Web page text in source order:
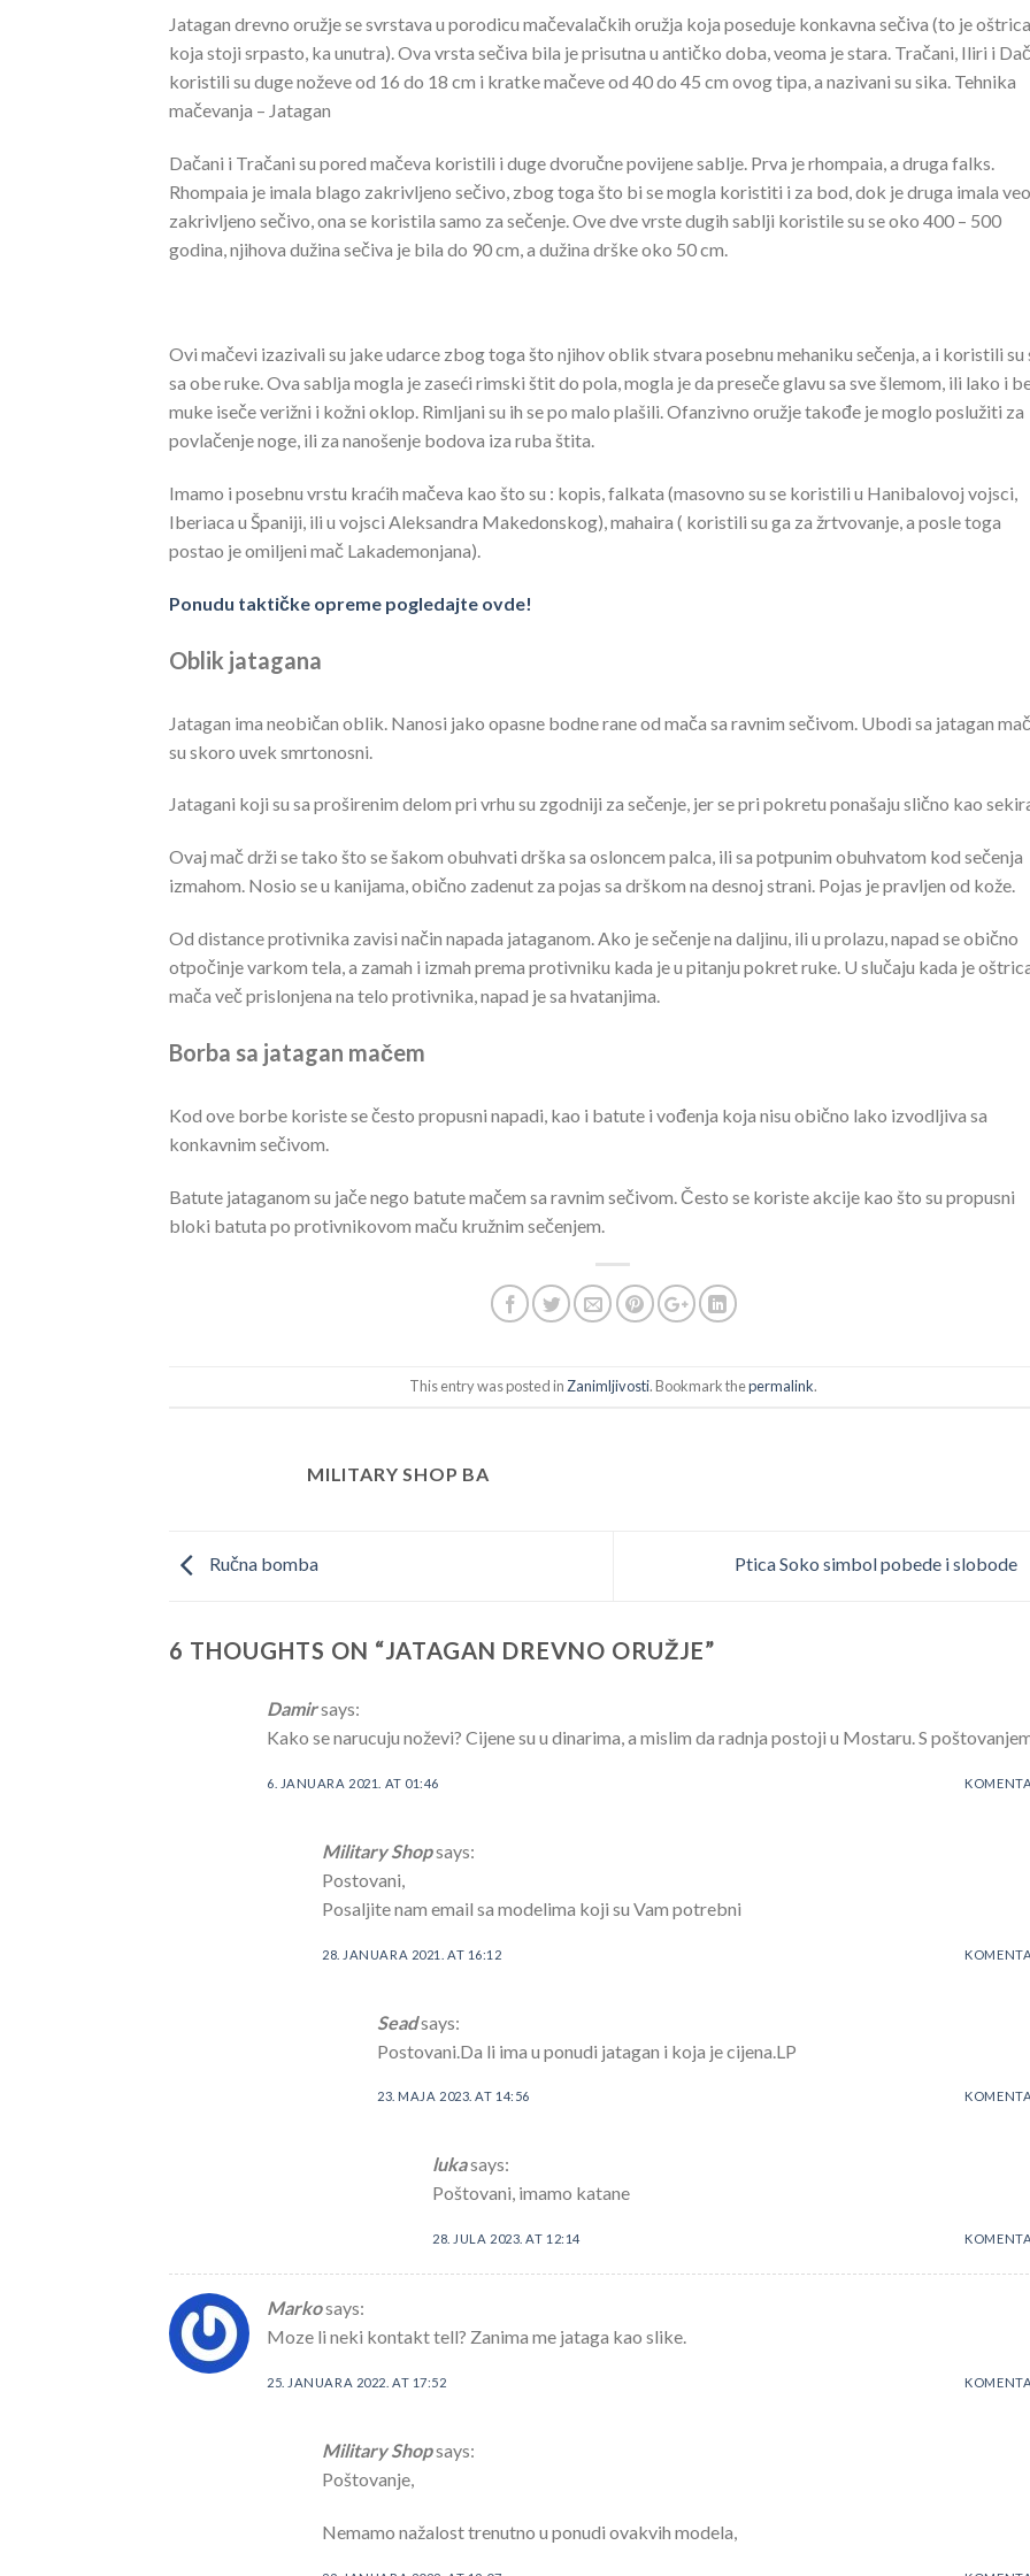
Jatagan drevno oružje se svrstava u porodicu mačevalačkih oružja koja poseduje konkavna sečiva (to je oštrica
koja stoji srpasto, ka unutra). Ova vrsta sečiva bila je prisutna u antičko doba, veoma je stara. Tračani, Iliri i
koristili su duge noževe od 16 do 18 cm i kratke mačeve od 40 do 45 cm ovog tipa, a nazivani su sika. Tehnika
mačevanja – Jatagan
Dačani i Tračani su pored mačeva koristili i duge dvoručne povijene sablje. Prva je rhompaia, a druga falks.
Rhompaia je imala blago zakrivljeno sečivo, zbog toga što bi se mogla koristiti i za bod, dok je druga imala
zakrivljeno sečivo, ona se koristila samo za sečenje. Ove dve vrste dugih sablji koristile su se oko 400 – 500
godina, njihova dužina sečiva je bila do 90 cm, a dužina drške oko 50 cm.
Ovi mačevi izazivali su jake udarce zbog toga što njihov oblik stvara posebnu mehaniku sečenja, a i koristili su
sa obe ruke. Ova sablja mogla je zaseći rimski štit do pola, mogla je da preseče glavu sa sve šlemom, ili lako i
muke iseče verižni i kožni oklop. Rimljani su ih se po malo plašili. Ofanzivno oružje takođe je moglo poslužiti za
povlačenje noge, ili za nanošenje bodova iza ruba štita.
Imamo i posebnu vrstu kraćih mačeva kao što su : kopis, falkata (masovno su se koristili u Hanibalovoj vojsci,
Iberiaca u Španiji, ili u vojsci Aleksandra Makedonskog), mahaira ( koristili su ga za žrtvovanje, a posle toga
postao je omiljeni mač Lakademonjana).
Ponudu taktičke opreme pogledajte ovde!
Oblik jatagana
Jatagan ima neobičan oblik. Nanosi jako opasne bodne rane od mača sa ravnim sečivom. Ubodi sa jatagan
su skoro uvek smrtonosni.
Jatagani koji su sa proširenim delom pri vrhu su zgodniji za sečenje, jer se pri pokretu ponašaju slično kao
Ovaj mač drži se tako što se šakom obuhvati drška sa osloncem palca, ili sa potpunim obuhvatom kod sečenja
izmahom. Nosio se u kanijama, obično zadenut za pojas sa drškom na desnoj strani. Pojas je pravljen od kože.
Od distance protivnika zavisi način napada jataganom. Ako je sečenje na daljinu, ili u prolazu, napad se obično
otpočinje varkom tela, a zamah i izmah prema protivniku kada je u pitanju pokret ruke. U slučaju kada je
mača več prislonjena na telo protivnika, napad je sa hvatanjima.
Borba sa jatagan mačem
Kod ove borbe koriste se često propusni napadi, kao i batute i vođenja koja nisu obično lako izvodljiva sa
konkavnim sečivom.
Batute jataganom su jače nego batute mačem sa ravnim sečivom. Često se koriste akcije kao što su propusni
bloki batuta po protivnikovom maču kružnim sečenjem.
This entry was posted in Zanimljivosti. Bookmark thepermalink.
MILITARY SHOP BA
Ručna bomba Ptica Soko simbol pobede i slobode
6 THOUGHTS ON “JATAGAN DREVNO ORUŽJE”
Damirsays:
Kako se narucuju noževi? Cijene su u dinarima, a mislim da radnja postoji u Mostaru. S
6. JANUARA 2021. AT 01:46
Military Shopsays:
Postovani,
Posaljite nam email sa modelima koji su Vam potrebni
28. JANUARA 2021. AT 16:12
Seadsays:
Postovani.Da li ima u ponudi jatagan i koja je cijena.LP
23. MAJA 2023. AT 14:56
lukasays:
Poštovani, imamo katane
28. JULA 2023. AT 12:14
Markosays:
Moze li neki kontakt tell? Zanima me jataga kao slike.
25. JANUARA 2022. AT 17:52
Military Shopsays:
Poštovanje,
Nemamo nažalost trenutno u ponudi ovakvih modela,